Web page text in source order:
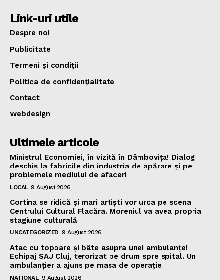
Link-uri utile
Despre noi
Publicitate
Termeni şi condiţii
Politica de confidenţialitate
Contact
Webdesign
Ultimele articole
Ministrul Economiei, în vizită în Dâmbovița! Dialog
deschis la fabricile din industria de apărare și pe
problemele mediului de afaceri
LOCAL 9 August 2026
Cortina se ridică și mari artiști vor urca pe scena
Centrului Cultural Flacăra. Moreniul va avea propria
stagiune culturală
UNCATEGORIZED 9 August 2026
Atac cu topoare și bâte asupra unei ambulanțe!
Echipaj SAJ Cluj, terorizat pe drum spre spital. Un
ambulanțier a ajuns pe masa de operație
NATIONAL 9 August 2026